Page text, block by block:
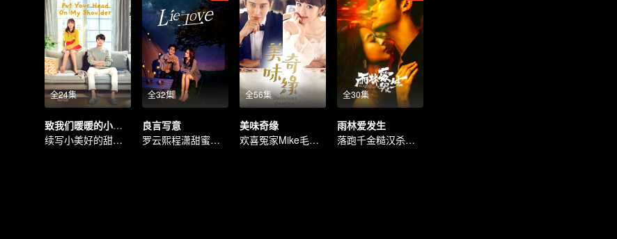
全24集
致我们暖暖的小时光（英语版）
续写小美好的甜蜜青春
全32集
良言写意
罗云熙程潇甜蜜满分
全56集
美味奇缘
欢喜冤家Mike毛晓彤的美味爱情
全30集
雨林爱发生
落跑千金糙汉杀手双向救赎